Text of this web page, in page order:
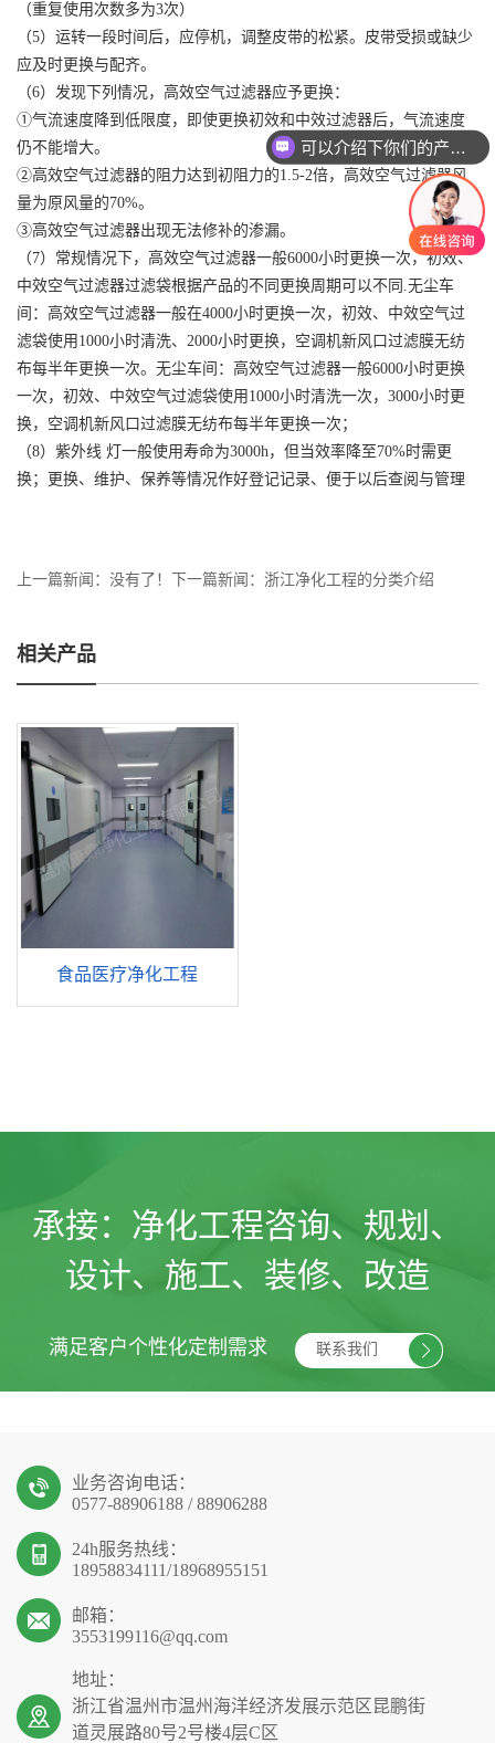
（重复使用次数多为3次）
（5）运转一段时间后，应停机，调整皮带的松紧。皮带受损或缺少
应及时更换与配齐。
（6）发现下列情况，高效空气过滤器应予更换：
①气流速度降到低限度，即使更换初效和中效过滤器后，气流速度
仍不能增大。
②高效空气过滤器的阻力达到初阻力的1.5-2倍，高效空气过滤器风
量为原风量的70%。
③高效空气过滤器出现无法修补的渗漏。
（7）常规情况下，高效空气过滤器一般6000小时更换一次，初效、
中效空气过滤器过滤袋根据产品的不同更换周期可以不同.无尘车
间：高效空气过滤器一般在4000小时更换一次，初效、中效空气过
滤袋使用1000小时清洗、2000小时更换，空调机新风口过滤膜无纺
布每半年更换一次。无尘车间：高效空气过滤器一般6000小时更换
一次，初效、中效空气过滤袋使用1000小时清洗一次，3000小时更
换，空调机新风口过滤膜无纺布每半年更换一次；
（8）紫外线 灯一般使用寿命为3000h，但当效率降至70%时需更
换；更换、维护、保养等情况作好登记记录、便于以后查阅与管理
上一篇新闻：没有了！ 下一篇新闻： 浙江净化工程的分类介绍
相关产品
食品医疗净化工程
承接： 净化工程咨询、规划、
设计、施工、装修、改造
满足客户个性化定制需求 联系我们
业务咨询电话：
0577-88906188 / 88906288
24h服务热线：
18958834111/18968955151
邮箱：
3553199116@qq.com
地址：
浙江省温州市温州海洋经济发展示范区昆鹏街
道灵展路80号2号楼4层C区